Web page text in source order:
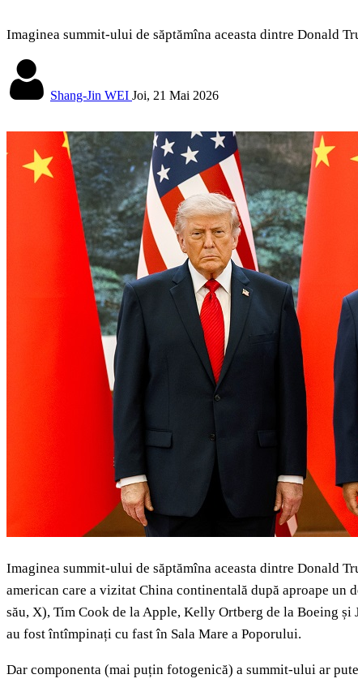
Imaginea summit-ului de săptămîna aceasta dintre Donald
Shang-Jin WEI Joi, 21 Mai 2026
Imaginea summit-ului de săptămîna aceasta dintre Donald
american care a vizitat China continentală după aproape
său, X), Tim Cook de la Apple, Kelly Ortberg de la Boeing
au fost întîmpinați cu fast în Sala Mare a Poporului.
Dar componenta (mai puțin fotogenică) a summit-ului ar